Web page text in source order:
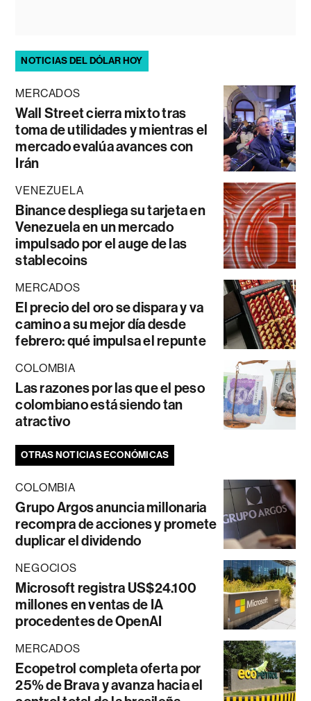
NOTICIAS DEL DÓLAR HOY
MERCADOS
Wall Street cierra mixto tras
toma de utilidades y mientras el
mercado evalúa avances con
Irán
VENEZUELA
Binance despliega su tarjeta en
Venezuela en un mercado
impulsado por el auge de las
stablecoins
MERCADOS
El precio del oro se dispara y va
camino a su mejor día desde
febrero: qué impulsa el repunte
COLOMBIA
Las razones por las que el peso
colombiano está siendo tan
atractivo
OTRAS NOTICIAS ECONÓMICAS
COLOMBIA
Grupo Argos anuncia millonaria
recompra de acciones y promete
duplicar el dividendo
NEGOCIOS
Microsoft registra US$24.100
millones en ventas de IA
procedentes de OpenAI
MERCADOS
Ecopetrol completa oferta por
25% de Brava y avanza hacia el